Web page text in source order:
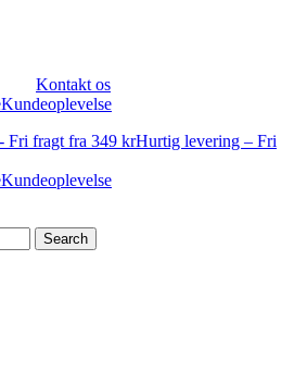
Kontakt os
Kundeoplevelse
Hurtig levering – Fri
Kundeoplevelse
Search